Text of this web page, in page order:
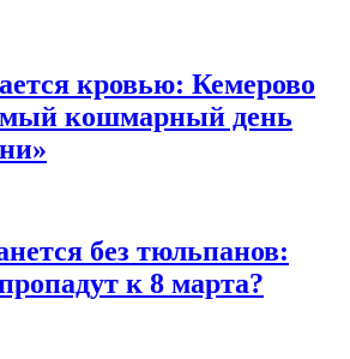
кровью: Кемерово
кошмарный день
без тюльпанов:
к 8 марта?